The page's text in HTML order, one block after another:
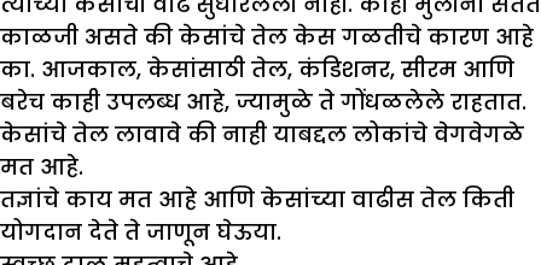
काळजी असते की केसांचे तेल केस गळतीचे कारण आहे
का. आजकाल, केसांसाठी तेल, कंडिशनर, सीरम आणि
बरेच काही उपलब्ध आहे, ज्यामुळे ते गोंधळलेले राहतात.
केसांचे तेल लावावे की नाही याबद्दल लोकांचे वेगवेगळे
मत आहे.
तज्ञांचे काय मत आहे आणि केसांच्या वाढीस तेल किती
योगदान देते ते जाणून घेऊया.